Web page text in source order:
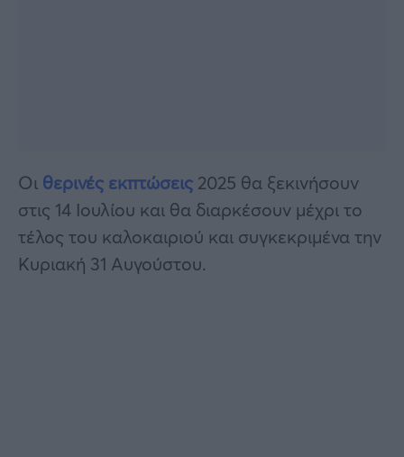
Οι θερινές εκπτώσεις 2025 θα ξεκινήσουν
στις 14 Ιουλίου και θα διαρκέσουν μέχρι το
τέλος του καλοκαιριού και συγκεκριμένα την
Κυριακή 31 Αυγούστου.